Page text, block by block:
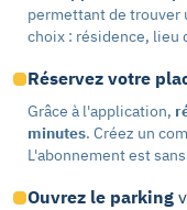
permettant de trouver
choix : résidence, lieu
Réservez votre
Grâce à l'application,
minutes. Créez un
L'abonnement est
Ouvrez le parking